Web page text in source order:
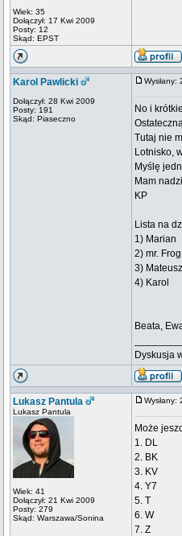
Wiek: 35
Dołączył: 17 Kwi 2009
Posty: 12
Skąd: EPST
Karol Pawlicki
Dołączył: 28 Kwi 2009
Posty: 191
Skąd: Piaseczno
No i
Tutaj nie
Lotnisko,
Myślę
Mam
KP
Lista na
1) Marian
2) mr. Frog
3) Mateusz
4) Karol
Beata,
Dyskusja
Lukasz Pantula
Lukasz Pantula
Wiek: 41
Dołączył: 21 Kwi 2009
Posty: 279
Skąd: Warszawa/Sonina
Może
1. DL
2. BK
3. KV
4. Y7
5. T
6. W
7. Z